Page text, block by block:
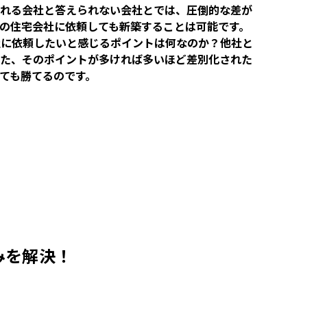
る会社と答えられない会社とでは、圧倒的な差が
住宅会社に依頼しても新築することは可能です。
依頼したいと感じるポイントは何なのか？他社と
、そのポイントが多ければ多いほど差別化された
も勝てるのです。
解決！